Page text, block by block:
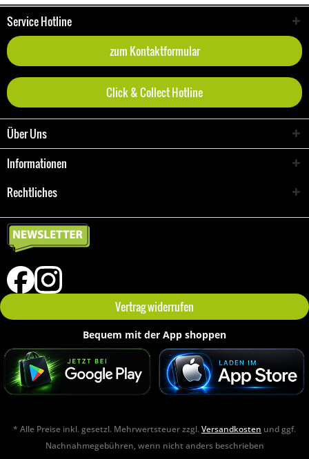
Service Hotline
zum Kontaktformular
Click & Collect Hotline
Über Uns
Informationen
Rechtliches
Vertrag widerrufen
Bequem mit der App shoppen
* Alle Preise inkl. gesetzl. Mehrwertsteuer zzgl.Versandkosten und ggf.
Nachnahmegebühren, wenn nicht anders beschrieben